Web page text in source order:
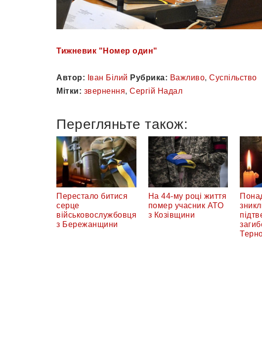
Тижневик "Номер один"
Автор: Іван Білий Рубрика: Важливо, Суспільство
Мітки: звернення, Сергій Надал
Перегляньте також:
Перестало битися
серце
військовослужбовця
з Бережанщини
На 44-му році життя
помер учасник АТО
з Козівщини